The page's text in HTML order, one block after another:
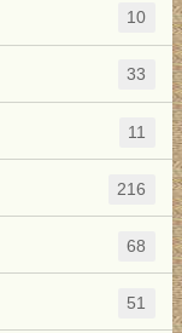
10
33
11
216
68
51